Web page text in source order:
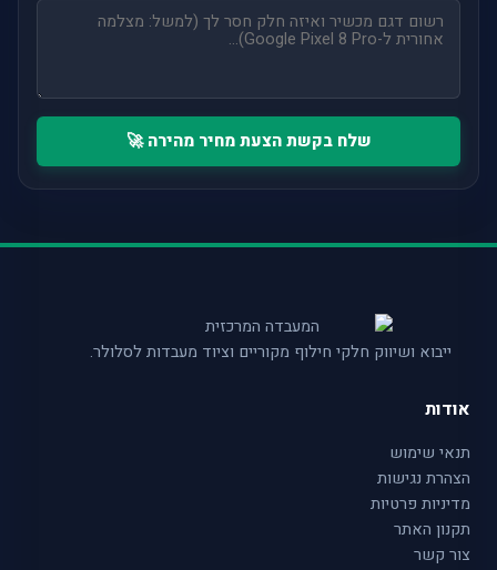
שלח בקשת הצעת מחיר מהירה 🚀
ייבוא ושיווק חלקי חילוף מקוריים וציוד מעבדות לסלולר.
אודות
תנאי שימוש
הצהרת נגישות
מדיניות פרטיות
תקנון האתר
צור קשר